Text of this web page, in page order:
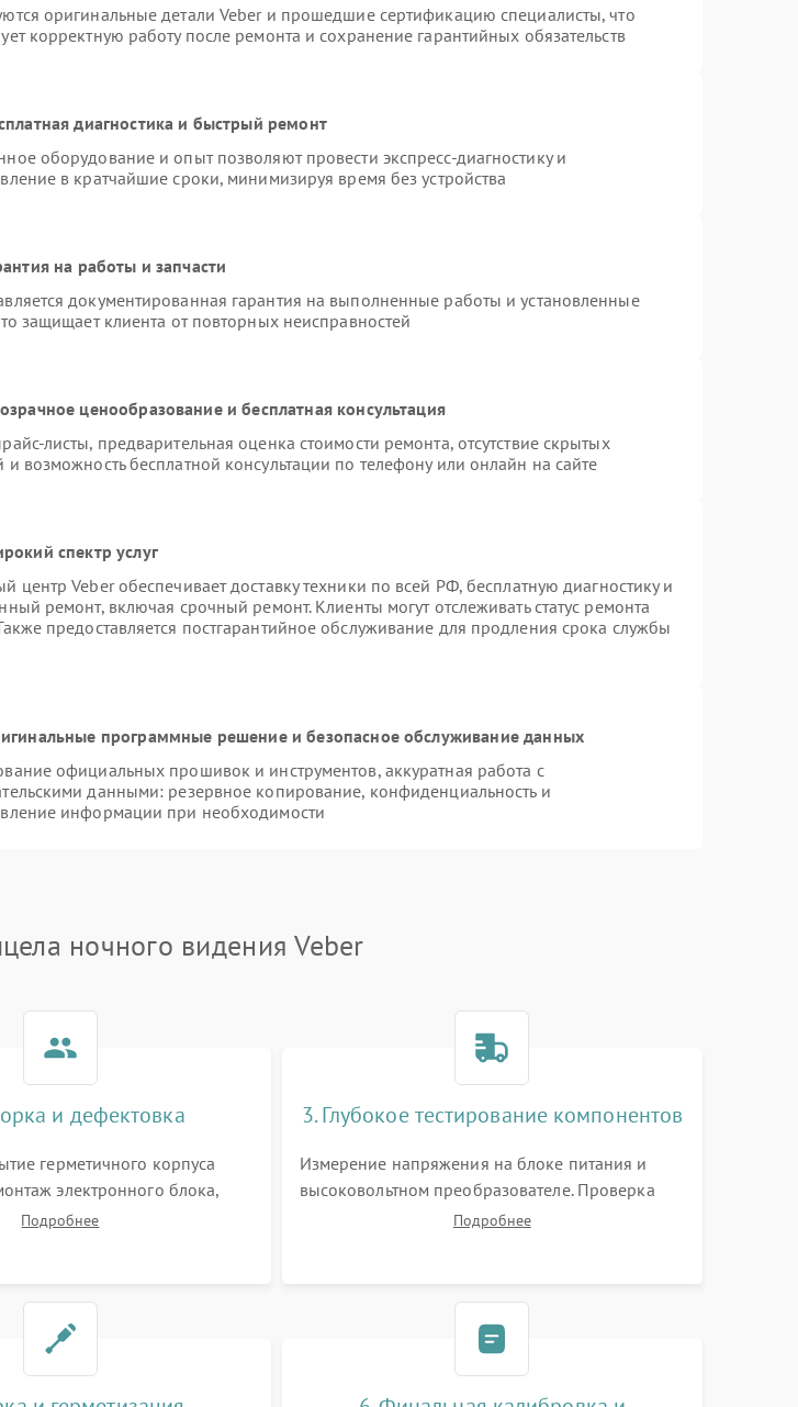
оригинальные детали Veber и прошедшие сертификацию специалисты, что
корректную работу после ремонта и сохранение гарантийных обязательств
диагностика и быстрый ремонт
оборудование и опыт позволяют провести экспресс-диагностику и
в кратчайшие сроки, минимизируя время без устройства
на работы и запчасти
документированная гарантия на выполненные работы и установленные
защищает клиента от повторных неисправностей
ценообразование и бесплатная консультация
листы, предварительная оценка стоимости ремонта, отсутствие скрытых
и возможность бесплатной консультации по телефону или онлайн на сайте
спектр услуг
центр Veber обеспечивает доставку техники по всей РФ, бесплатную диагностику и
ремонт, включая срочный ремонт. Клиенты могут отслеживать статус ремонта
предоставляется постгарантийное обслуживание для продления срока службы
программные решение и безопасное обслуживание данных
официальных прошивок и инструментов, аккуратная работа с
данными: резервное копирование, конфиденциальность и
информации при необходимости
ночного видения Veber
и дефектовка
герметичного корпуса
электронного блока,
преобразователя и
Подробнее
3. Глубокое тестирование компонентов
Измерение напряжения на блоке питания и
высоковольтном преобразователе. Проверка
электронно-оптического преобразователя (ЭОП)
Подробнее